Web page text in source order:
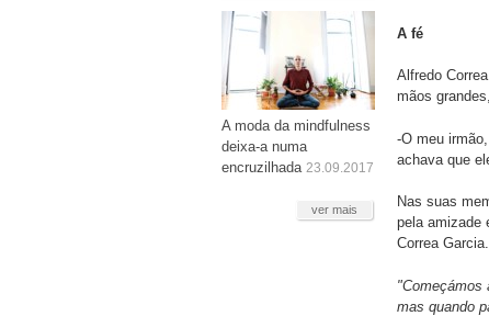
A moda da mindfulness
deixa-a numa
encruzilhada 23.09.2017
ver mais
A fé
Alfredo
mãos
-O meu
achava que
Nas suas
pela amizade
Correa Garcia.
"Começámos
mas quando